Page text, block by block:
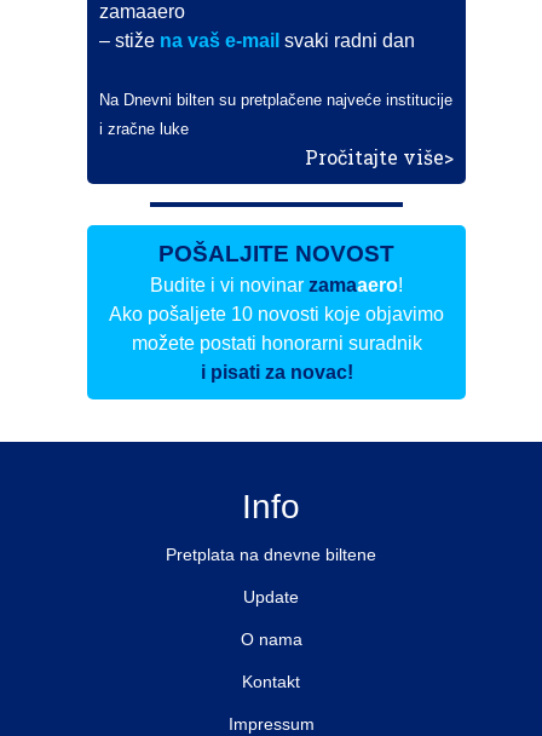
zamaaero
– stiže na vaš e-mail svaki radni dan
Na Dnevni bilten su pretplačene najveće institucije
i zračne luke
Pročitajte više>
POŠALJITE NOVOST
Budite i vi novinar zamaaero!
Ako pošaljete 10 novosti koje objavimo
možete postati honorarni suradnik
i pisati za novac!
Info
Pretplata na dnevne biltene
Update
O nama
Kontakt
Impressum